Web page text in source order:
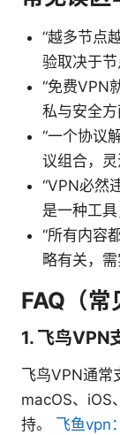
“越多节点
验取决于节
“免费VPN
私与安全方
“一个协议
议组合，灵
“VPN必然
是一种工具
“所有内容
略有关，需
FAQ（常
1. 飞鸟VPN
飞鸟VPN通常
macOS、iOS
持。 飞鱼vpn